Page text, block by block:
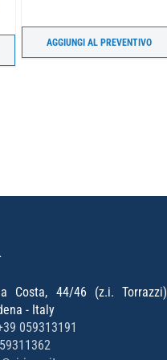
AGGIUNGI AL PREVENTIVO
Costa, 44/46 (z.i. Torrazzi)
- Italy
059313191